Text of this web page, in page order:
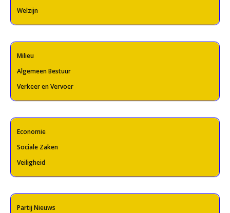
Welzijn
Milieu
Algemeen Bestuur
Verkeer en Vervoer
Economie
Sociale Zaken
Veiligheid
Partij Nieuws